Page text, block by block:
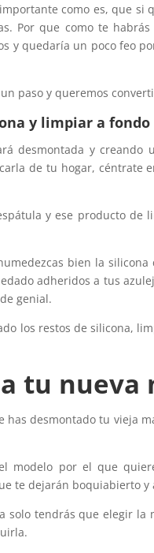
como es, que
Por que como te
y quedaría un poco feo
paso y queremos
y limpiar a
desmontada y creando
de tu hogar, céntrate
y ese producto de
bien la
adheridos a tus
genial.
los restos de silicona,
tu nueva
has desmontado tu vieja
modelo por el que
te dejarán boquiabierto
solo tendrás que elegir